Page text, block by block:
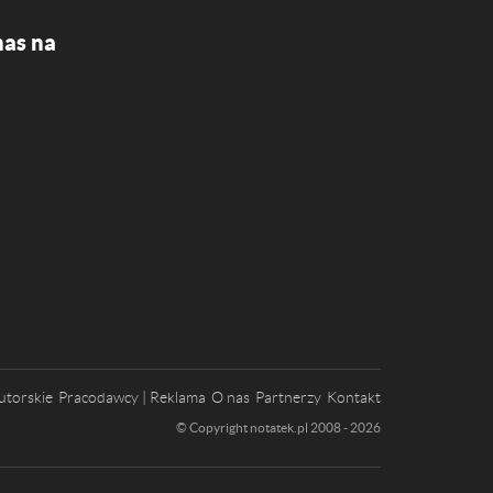
na
Pracodawcy | Reklama O nas Partnerzy Kontakt
© Copyright notatek.pl 2008 - 2026